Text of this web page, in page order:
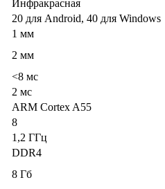
Инфракрасная
20 для Android, 40 для Windows
1 мм
2 мм
<8 мс
2 мс
ARM Cortex A55
8
1,2 ГГц
DDR4
8 Гб